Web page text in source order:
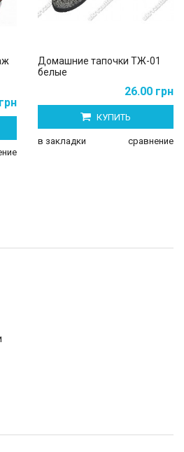
Домашние тапочки ТЖ-01
белые
26.00 грн
КУПИТЬ
в закладки сравнение